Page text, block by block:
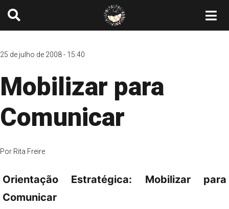
25 de julho de 2008 - 15:40
Mobilizar para
Comunicar
Por Rita Freire
Orientação Estratégica: Mobilizar para
Comunicar